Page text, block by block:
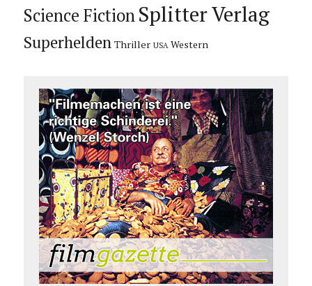
Science Fiction Splitter Verlag
Superhelden Thriller USA Western